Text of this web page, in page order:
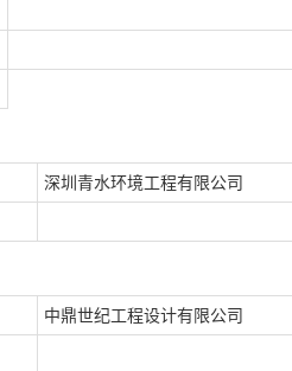
深圳青水环境工程有限公司
中鼎世纪工程设计有限公司